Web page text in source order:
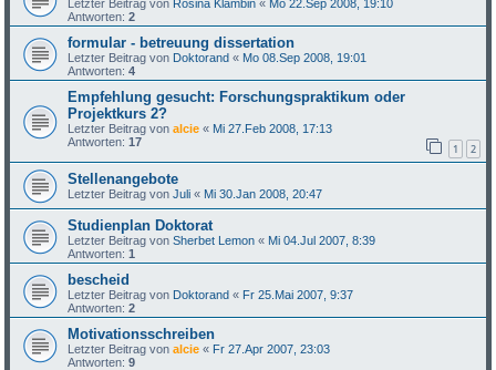
Letzter Beitrag von Rosina Klambin « Mo 22.Sep 2008, 19:10
Antworten:2
formular - betreuung dissertation
Letzter Beitrag von Doktorand « Mo 08.Sep 2008, 19:01
Antworten:4
Empfehlung gesucht: Forschungspraktikum oder
Projektkurs 2?
Letzter Beitrag vonalcie « Mi 27.Feb 2008, 17:13
Antworten:17 1 2
Stellenangebote
Letzter Beitrag vonJuli « Mi 30.Jan 2008, 20:47
Studienplan Doktorat
Letzter Beitrag vonSherbet Lemon « Mi 04.Jul 2007, 8:39
Antworten:1
bescheid
Letzter Beitrag von Doktorand « Fr 25.Mai 2007, 9:37
Antworten:2
Motivationsschreiben
Letzter Beitrag vonalcie « Fr 27.Apr 2007, 23:03
Antworten:9